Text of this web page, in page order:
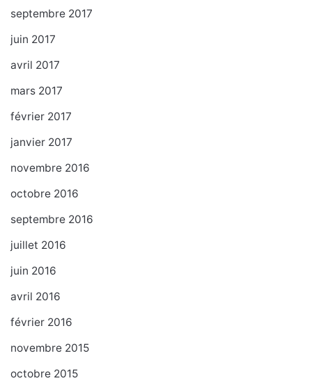
septembre 2017
juin 2017
avril 2017
mars 2017
février 2017
janvier 2017
novembre 2016
octobre 2016
septembre 2016
juillet 2016
juin 2016
avril 2016
février 2016
novembre 2015
octobre 2015